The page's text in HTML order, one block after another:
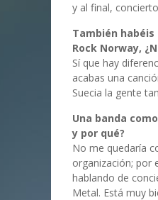
y al final,
También habéis
Rock Norway,
Sí que hay
acabas una
Suecia la gente
Una banda
y por qué?
No me quedaría
organización; por
hablando de
Metal. Está muy